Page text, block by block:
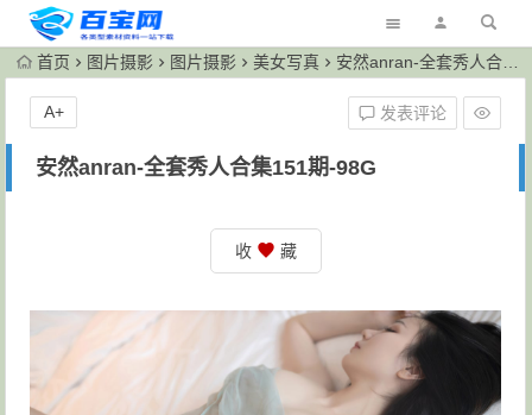
首页 图片摄影 图片摄影 美女写真 安然anran-全套秀人合集151期-98G
安然anran-全套秀人合集151期-98G
发表评论
A+
收 藏